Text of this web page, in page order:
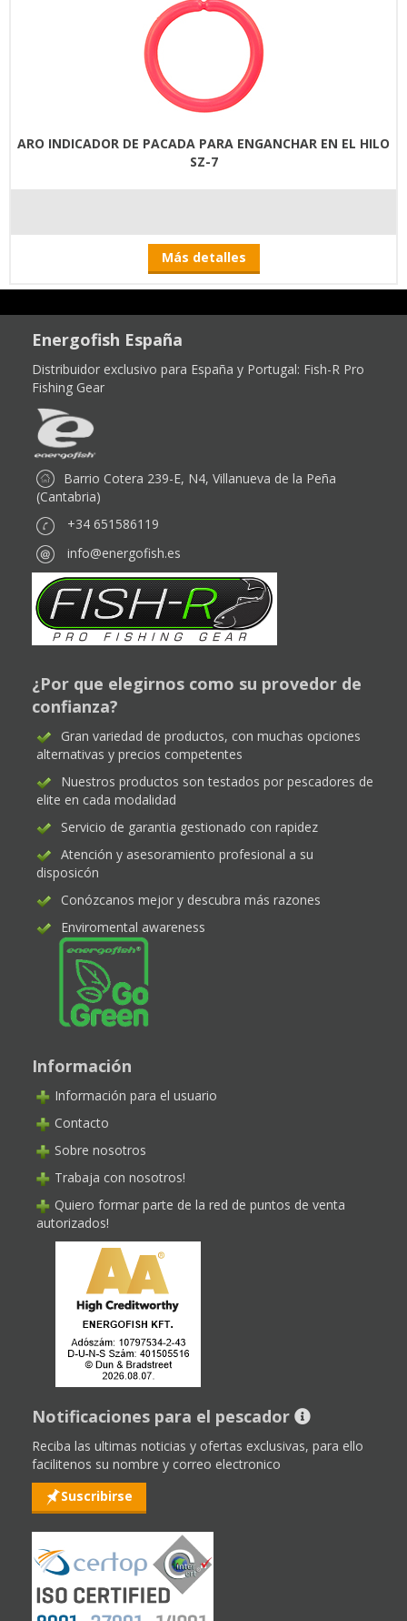
ARO INDICADOR DE PACADA PARA ENGANCHAR EN EL HILO
SZ-7
Más detalles
Energofish España
Distribuidor exclusivo para España y Portugal: Fish-R Pro
Fishing Gear
Barrio Cotera 239-E, N4, Villanueva de la Peña
(Cantabria)
+34 651586119
info@energofish.es
¿Por que elegirnos como su provedor de
confianza?
Gran variedad de productos, con muchas opciones
alternativas y precios competentes
Nuestros productos son testados por pescadores de
elite en cada modalidad
Servicio de garantia gestionado con rapidez
Atención y asesoramiento profesional a su
disposicón
Conózcanos mejor y descubra más razones
Enviromental awareness
Información
Información para el usuario
Contacto
Sobre nosotros
Trabaja con nosotros!
Quiero formar parte de la red de puntos de venta
autorizados!
Notificaciones para el pescador
Reciba las ultimas noticias y ofertas exclusivas, para ello
facilitenos su nombre y correo electronico
Suscribirse